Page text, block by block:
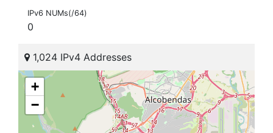
IPv6 NUMs(/64)
0
1,024 IPv4 Addresses
+
−